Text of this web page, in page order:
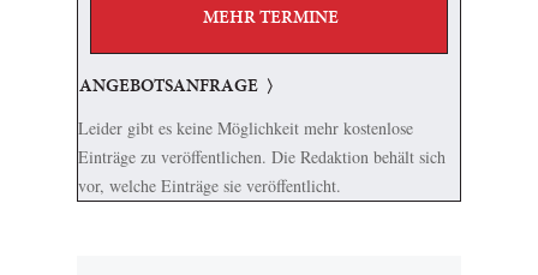
MEHR TERMINE
ANGEBOTSANFRAGE
Leider gibt es keine Möglichkeit mehr kostenlose
Einträge zu veröffentlichen. Die Redaktion behält sich
vor, welche Einträge sie veröffentlicht.